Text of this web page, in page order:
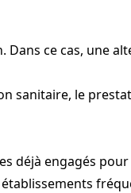
ce cas, une
sanitaire, le
déjà engagés